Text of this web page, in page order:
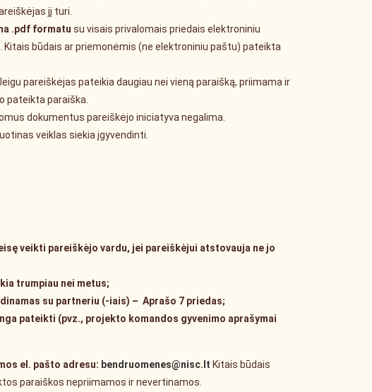
jį turi.
.pdf formatu su visais privalomais priedais elektroniniu
Kitais būdais ar priemonėmis (ne elektroniniu paštu) pateikta
Jeigu pareiškėjas pateikia daugiau nei vieną paraišką, priimama ir
pateikta paraiška.
dokumentus pareiškėjo iniciatyva negalima.
veiklas siekia įgyvendinti.
veikti pareiškėjo vardu, jei pareiškėjui atstovauja ne jo
trumpiau nei metus;
su partneriu (-iais) – Aprašo 7 priedas;
pateikti (pvz., projekto komandos gyvenimo aprašymai
el. pašto adresu: bendruomenes@nisc.lt Kitais būdais
paraiškos nepriimamos ir nevertinamos.